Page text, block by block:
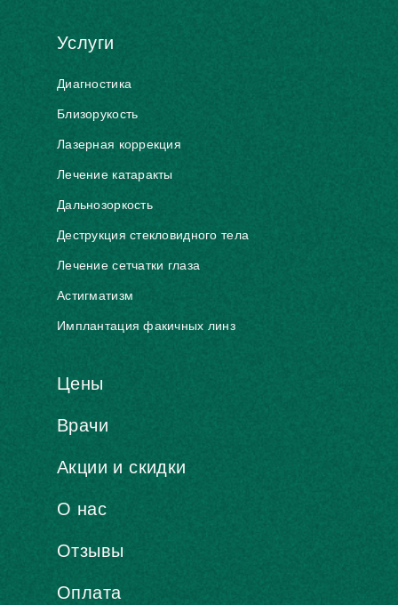
Услуги
Диагностика
Близорукость
Лазерная коррекция
Лечение катаракты
Дальнозоркость
Деструкция стекловидного тела
Лечение сетчатки глаза
Астигматизм
Имплантация факичных линз
Цены
Врачи
Акции и скидки
О нас
Отзывы
Оплата